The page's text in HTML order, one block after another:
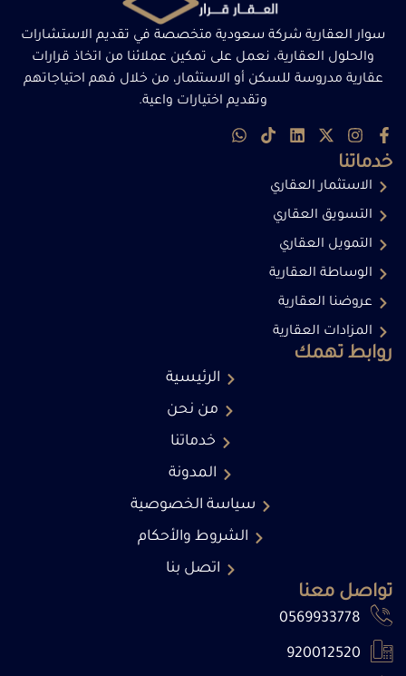
سوار العقارية شركة سعودية متخصصة في تقديم الاستشارات
والحلول العقارية، نعمل على تمكين عملائنا من اتخاذ قرارات
عقارية مدروسة للسكن أو الاستثمار، من خلال فهم احتياجاتهم
وتقديم اختيارات واعية.
روابط تهمك
الرئيسية
من نحن
خدماتنا
المدونة
سياسة الخصوصية
الشروط والأحكام
اتصل بنا
خدماتنا
الاستثمار العقاري
التسويق العقاري
التمويل العقاري
الوساطة العقارية
عروضنا العقارية
المزادات العقارية
تواصل معنا
0569933778
920012520